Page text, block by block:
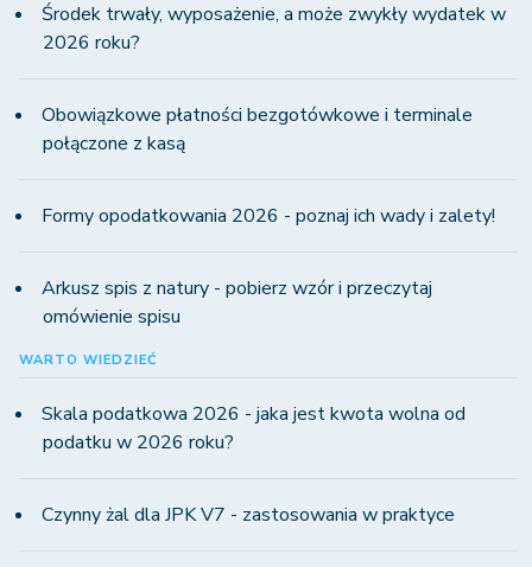
Środek trwały, wyposażenie, a może zwykły wydatek w
2026 roku?
Obowiązkowe płatności bezgotówkowe i terminale
połączone z kasą
Formy opodatkowania 2026 - poznaj ich wady i zalety!
Arkusz spis z natury - pobierz wzór i przeczytaj
omówienie spisu
WARTO WIEDZIEĆ
Skala podatkowa 2026 - jaka jest kwota wolna od
podatku w 2026 roku?
Czynny żal dla JPK V7 - zastosowania w praktyce